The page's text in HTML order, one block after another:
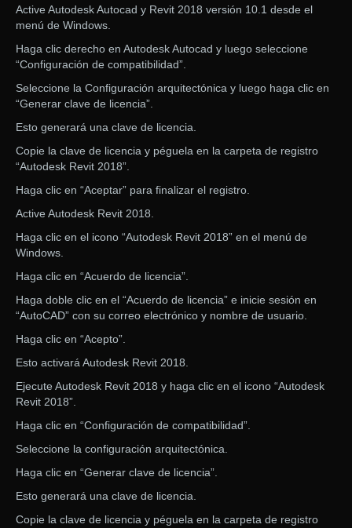
Active Autodesk Autocad y Revit 2018 versión 10.1 desde el
menú de Windows.
Haga clic derecho en Autodesk Autocad y luego seleccione
“Configuración de compatibilidad”.
Seleccione la Configuración arquitectónica y luego haga clic en
“Generar clave de licencia”.
Esto generará una clave de licencia.
Copie la clave de licencia y péguela en la carpeta de registro
“Autodesk Revit 2018”.
Haga clic en “Aceptar” para finalizar el registro.
Active Autodesk Revit 2018.
Haga clic en el icono “Autodesk Revit 2018” en el menú de
Windows.
Haga clic en “Acuerdo de licencia”.
Haga doble clic en el “Acuerdo de licencia” e inicie sesión en
“AutoCAD” con su correo electrónico y nombre de usuario.
Haga clic en “Acepto”.
Esto activará Autodesk Revit 2018.
Ejecute Autodesk Revit 2018 y haga clic en el icono “Autodesk
Revit 2018”.
Haga clic en “Configuración de compatibilidad”.
Seleccione la configuración arquitectónica.
Haga clic en “Generar clave de licencia”.
Esto generará una clave de licencia.
Copie la clave de licencia y péguela en la carpeta de registro